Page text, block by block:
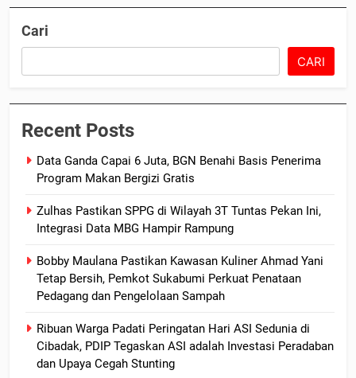
Cari
CARI
Recent Posts
Data Ganda Capai 6 Juta, BGN Benahi Basis Penerima
Program Makan Bergizi Gratis
Zulhas Pastikan SPPG di Wilayah 3T Tuntas Pekan Ini,
Integrasi Data MBG Hampir Rampung
Bobby Maulana Pastikan Kawasan Kuliner Ahmad Yani
Tetap Bersih, Pemkot Sukabumi Perkuat Penataan
Pedagang dan Pengelolaan Sampah
Ribuan Warga Padati Peringatan Hari ASI Sedunia di
Cibadak, PDIP Tegaskan ASI adalah Investasi Peradaban
dan Upaya Cegah Stunting